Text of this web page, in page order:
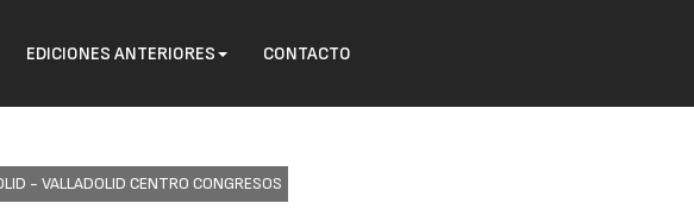
EDICIONES ANTERIORES CONTACTO
- VALLADOLID CENTRO CONGRESOS